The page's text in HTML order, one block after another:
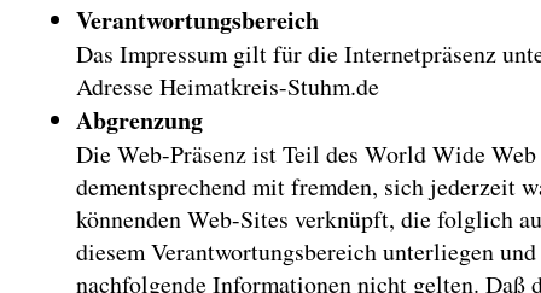
Verantwortungsbereich
Das Impressum gilt für die Internetpräsenz
Adresse Heimatkreis-Stuhm.de
Abgrenzung
Die Web-Präsenz ist Teil des World Wide
dementsprechend mit fremden, sich jederzeit
könnenden Web-Sites verknüpft, die folglich
diesem Verantwortungsbereich unterliegen
nachfolgende Informationen nicht gelten. Daß